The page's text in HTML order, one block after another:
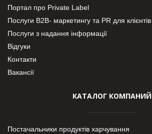
Портал про Private Label
Послуги В2В- маркетингу та PR для клієнтів
Послуги з надання інформації
Відгуки
Контакти
Вакансії
КАТАЛОГ КОМПАНИЙ
Постачальники продуктів харчування